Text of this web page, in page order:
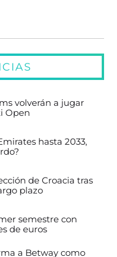
volverán a jugar
Open
hasta 2033,
de Croacia tras
plazo
semestre con
de euros
a Betway como